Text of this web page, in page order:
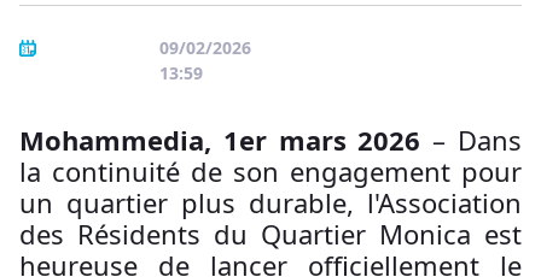
09/02/2026
13:59
Mohammedia, 1er mars 2026 – Dans
la continuité de son engagement pour
un quartier plus durable, l'Association
des Résidents du Quartier Monica est
heureuse de lancer officiellement le